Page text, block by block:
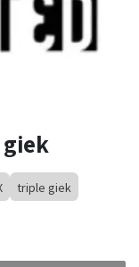
giek
triple giek